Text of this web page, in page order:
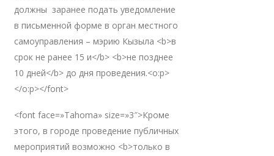
должны заранее подать уведомление
в письменной форме в орган местного
самоуправления – мэрию Кызыла <b>в
срок не ранее 15 и</b> <b>не позднее
10 дней</b> до дня проведения.<o:p>
</o:p></font>
<font face=»Tahoma» size=»3″>Кроме
этого, в городе проведение публичных
мероприятий возможно <b>только в